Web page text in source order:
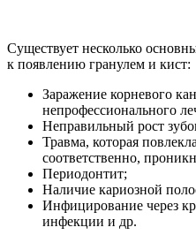
Существует несколько
к появлению гранулем и кист:
Заражение корневого
непрофессионального
Неправильный рост
Травма, которая
соответственно,
Периодонтит;
Наличие кариозной
Инфицирование через
инфекции и др.